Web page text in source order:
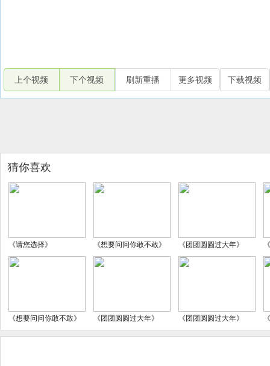
上个视频 下个视频 刷新重播 更多视频 下载视频
猜你喜欢
《请您选择》 《想要问问你敢不敢》 《团团圆圆过大年》
《想要问问你敢不敢》 《团团圆圆过大年》 《团团圆圆过大年》